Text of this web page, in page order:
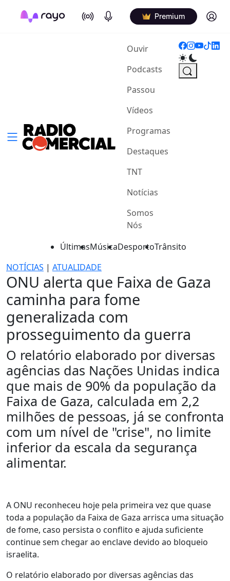
On Air Podcasts Premium Log in
Ouvir(current)
Podcasts
Passou
Vídeos
Programas
Destaques
TNT
Notícias
Somos
Nós
ÚltimasMúsicaDesportoTrânsito
NOTÍCIAS | ATUALIDADE
ONU alerta que Faixa de Gaza
caminha para fome
generalizada com
prosseguimento da guerra
O relatório elaborado por diversas
agências das Nações Unidas indica
que mais de 90% da população da
Faixa de Gaza, calculada em 2,2
milhões de pessoas, já se confronta
com um nível de "crise", no limite
inferior da escala da segurança
alimentar.
A ONU reconheceu hoje pela primeira vez que quase
toda a população da Faixa de Gaza arrisca uma situação
de fome, caso persista o conflito e ajuda suficiente
continue sem chegar ao enclave devido ao bloqueio
israelita.
O relatório elaborado por diversas agências das